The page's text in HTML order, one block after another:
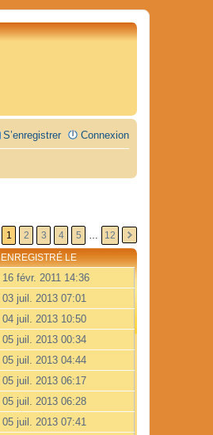
Connexion
S’enregistrer
1 2 3 4 5
12
ENREGISTRÉ LE
16 févr. 2011 14:36
03 juil. 2013 07:01
04 juil. 2013 10:50
05 juil. 2013 00:34
05 juil. 2013 04:44
05 juil. 2013 06:17
05 juil. 2013 06:28
05 juil. 2013 07:41